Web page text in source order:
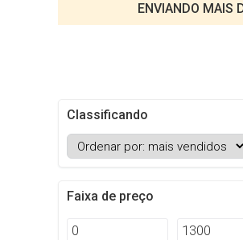
ENVIANDO MAIS
Classificando
Faixa de preço